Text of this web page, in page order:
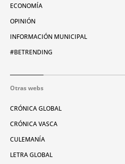
ECONOMÍA
OPINIÓN
INFORMACIÓN MUNICIPAL
#BETRENDING
Otras webs
CRÓNICA GLOBAL
CRÓNICA VASCA
CULEMANÍA
LETRA GLOBAL